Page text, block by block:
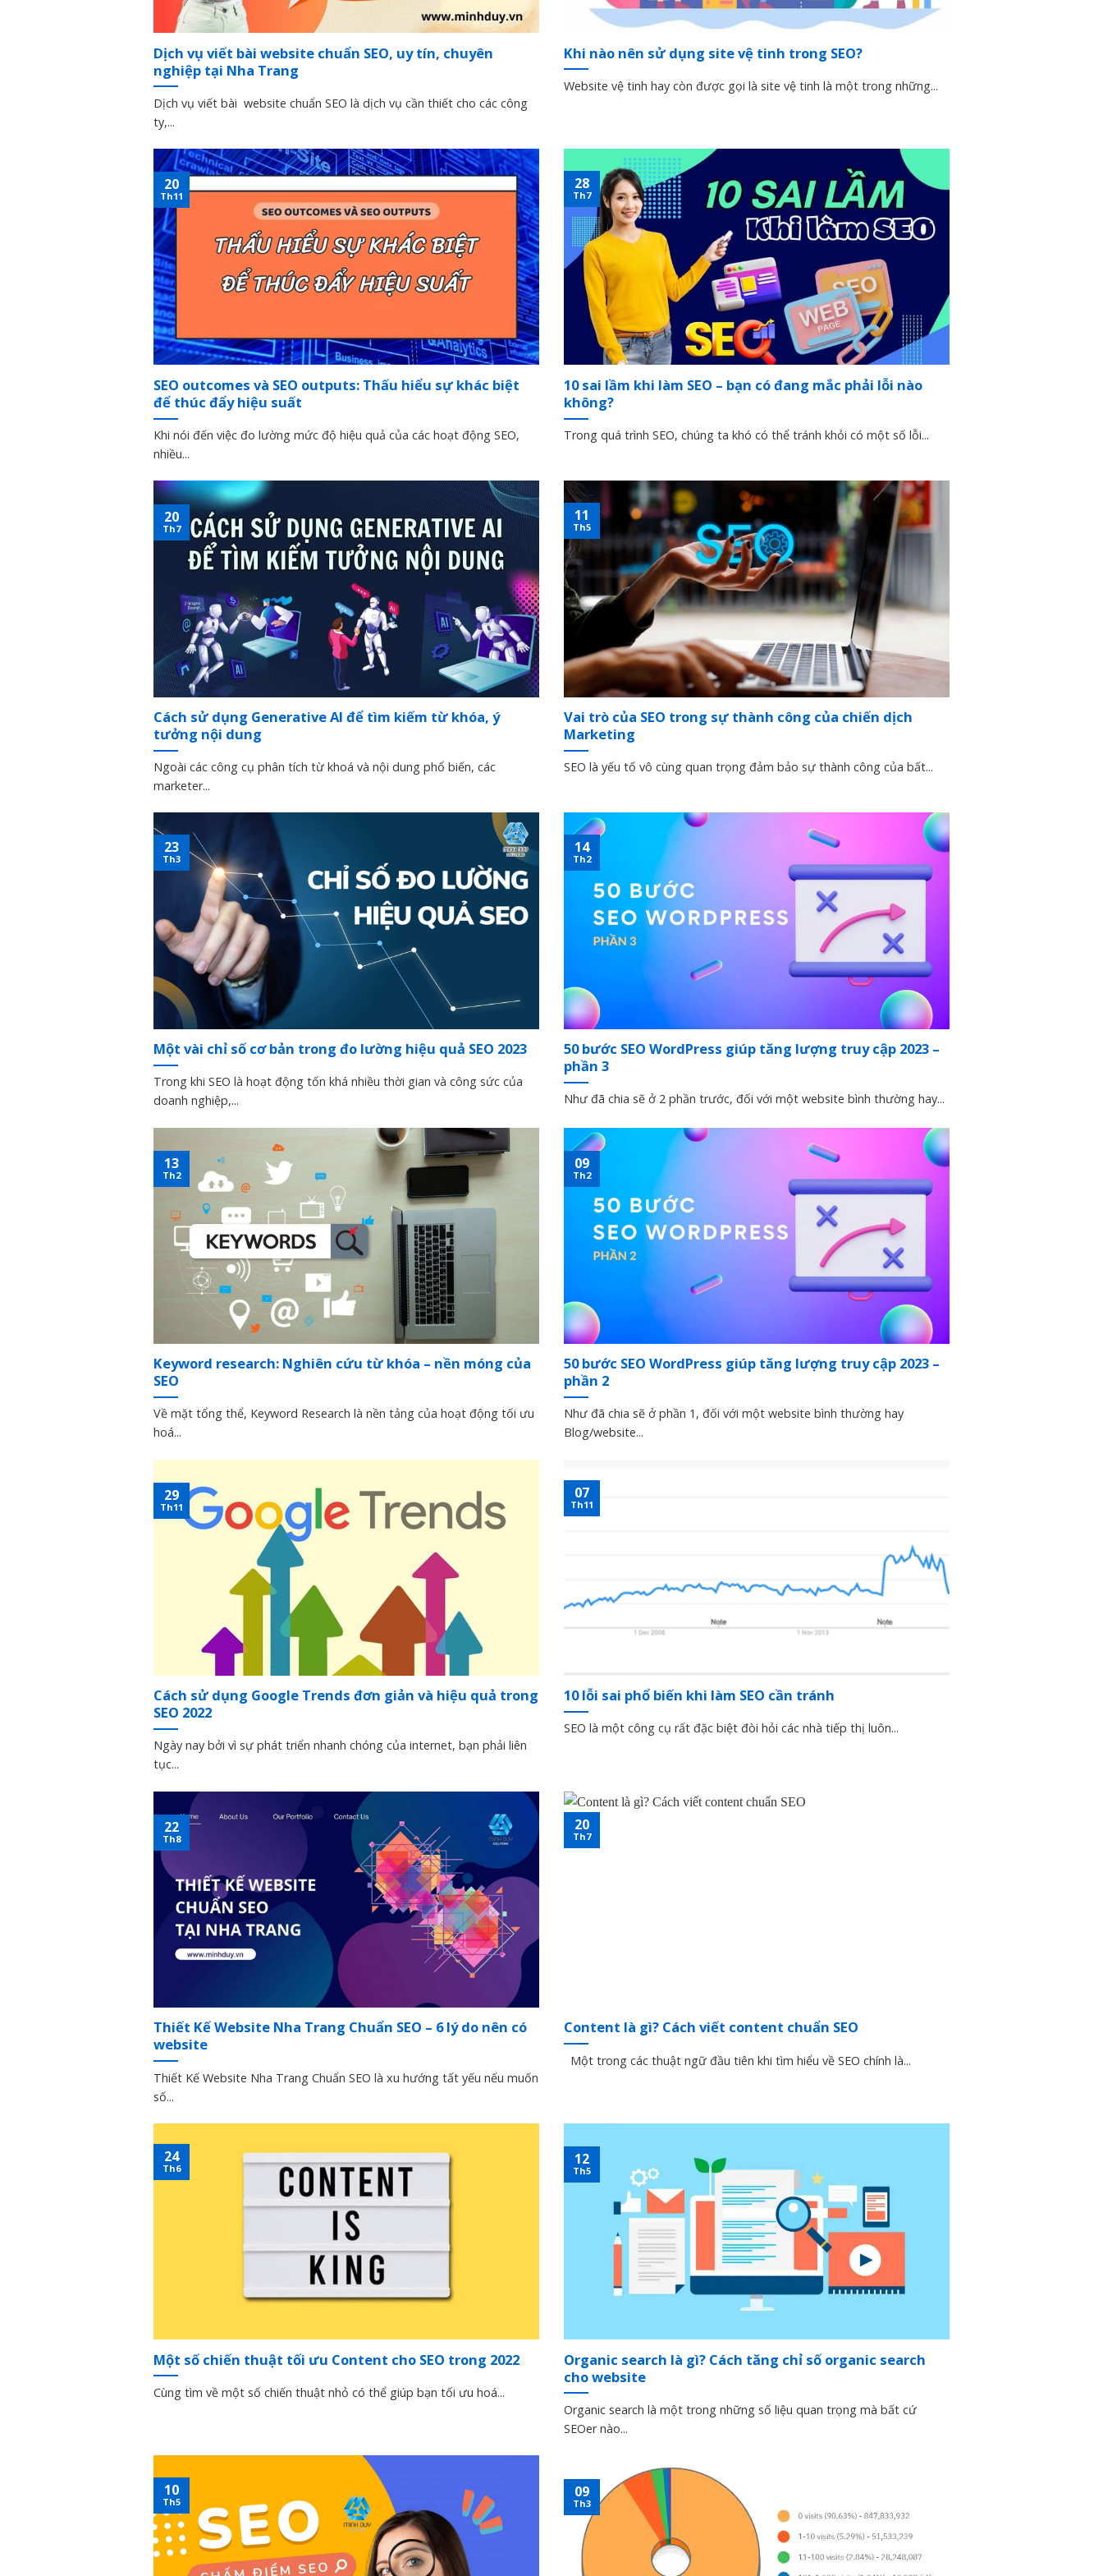
Dịch vụ viết bài website chuẩn SEO, uy tín, chuyên
nghiệp tại Nha Trang
Dịch vụ viết bài website chuẩn SEO là dịch vụ cần thiết cho các công
ty,...
Khi nào nên sử dụng site vệ tinh trong SEO?
Website vệ tinh hay còn được gọi là site vệ tinh là một trong những...
SEO outcomes và SEO outputs: Thấu hiểu sự khác biệt
để thúc đẩy hiệu suất
Khi nói đến việc đo lường mức độ hiệu quả của các hoạt động SEO,
nhiều...
20
Th11
10 sai lầm khi làm SEO – bạn có đang mắc phải lỗi nào
không?
Trong quá trình SEO, chúng ta khó có thể tránh khỏi có một số lỗi...
28
Th7
Cách sử dụng Generative AI để tìm kiếm từ khóa, ý
tưởng nội dung
Ngoài các công cụ phân tích từ khoá và nội dung phổ biến, các
marketer...
20
Th7
Vai trò của SEO trong sự thành công của chiến dịch
Marketing
SEO là yếu tố vô cùng quan trọng đảm bảo sự thành công của bất...
11
Th5
Một vài chỉ số cơ bản trong đo lường hiệu quả SEO 2023
Trong khi SEO là hoạt động tốn khá nhiều thời gian và công sức của
doanh nghiệp,...
23
Th3
50 bước SEO WordPress giúp tăng lượng truy cập 2023 –
phần 3
Như đã chia sẽ ở 2 phần trước, đối với một website bình thường hay...
14
Th2
Keyword research: Nghiên cứu từ khóa – nền móng của
SEO
Về mặt tổng thể, Keyword Research là nền tảng của hoạt động tối ưu
hoá...
13
Th2
50 bước SEO WordPress giúp tăng lượng truy cập 2023 –
phần 2
Như đã chia sẽ ở phần 1, đối với một website bình thường hay
Blog/website...
09
Th2
Cách sử dụng Google Trends đơn giản và hiệu quả trong
SEO 2022
Ngày nay bởi vì sự phát triển nhanh chóng của internet, bạn phải liên
tục...
29
Th11
10 lỗi sai phổ biến khi làm SEO cần tránh
SEO là một công cụ rất đặc biệt đòi hỏi các nhà tiếp thị luôn...
07
Th11
Thiết Kế Website Nha Trang Chuẩn SEO – 6 lý do nên có
website
Thiết Kế Website Nha Trang Chuẩn SEO là xu hướng tất yếu nếu muốn
số...
22
Th8
Content là gì? Cách viết content chuẩn SEO
Một trong các thuật ngữ đầu tiên khi tìm hiểu về SEO chính là...
20
Th7
Một số chiến thuật tối ưu Content cho SEO trong 2022
Cùng tìm về một số chiến thuật nhỏ có thể giúp bạn tối ưu hoá...
24
Th6
Organic search là gì? Cách tăng chỉ số organic search
cho website
Organic search là một trong những số liệu quan trọng mà bất cứ
SEOer nào...
12
Th5
10
Th5
09
Th3